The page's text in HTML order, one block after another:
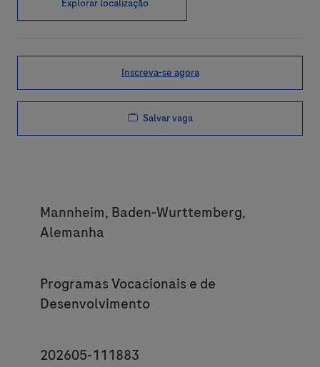
Explorar localização
Inscreva-se agora
Salvar vaga
Location
Mannheim, Baden-Wurttemberg,
Alemanha
Category
Programas Vocacionais e de
Desenvolvimento
JobId
202605-111883